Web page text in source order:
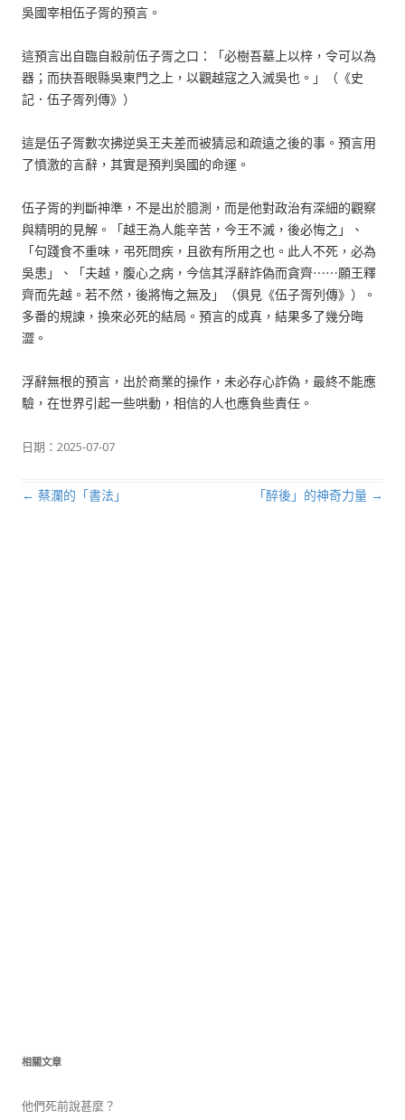
吳國宰相伍子胥的預言。
這預言出自臨自殺前伍子胥之口：「必樹吾墓上以梓，令可以為
器；而抉吾眼縣吳東門之上，以觀越寇之入滅吳也。」（《史
記．伍子胥列傳》）
這是伍子胥數次拂逆吳王夫差而被猜忌和疏遠之後的事。預言用
了憤激的言辭，其實是預判吳國的命運。
伍子胥的判斷神準，不是出於臆測，而是他對政治有深細的觀察
與精明的見解。「越王為人能辛苦，今王不滅，後必悔之」、
「句踐食不重味，弔死問疾，且欲有所用之也。此人不死，必為
吳患」、「夫越，腹心之病，今信其浮辭詐偽而貪齊⋯⋯願王釋
齊而先越。若不然，後將悔之無及」（俱見《伍子胥列傳》）。
多番的規諫，換來必死的結局。預言的成真，結果多了幾分晦
澀。
浮辭無根的預言，出於商業的操作，未必存心詐偽，最終不能應
驗，在世界引起一些哄動，相信的人也應負些責任。
日期： 2025-07-07
文章導航列
← 蔡瀾的「書法」 「醉後」的神奇力量 →
相關文章
他們死前說甚麼？